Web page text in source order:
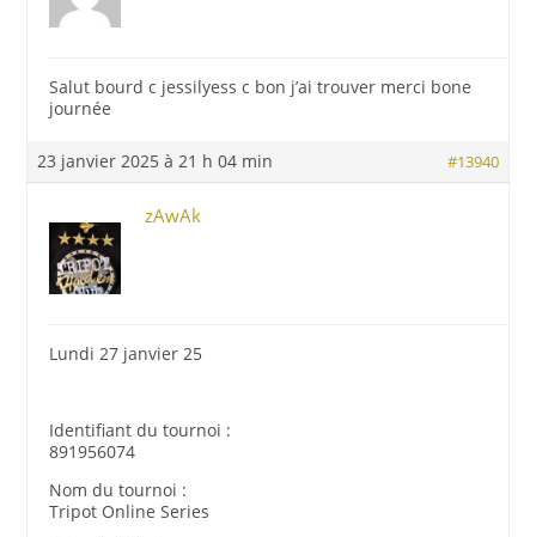
Salut bourd c jessilyess c bon j’ai trouver merci bone
journée
23 janvier 2025 à 21 h 04 min #13940
zAwAk
Lundi 27 janvier 25
Identifiant du tournoi :
891956074
Nom du tournoi :
Tripot Online Series